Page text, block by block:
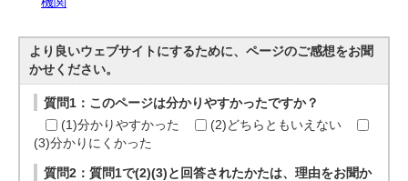
より良いウェブサイトにするために、ページのご感想をお聞
かせください。
質問1：このページは分かりやすかったですか？
(1)分かりやすかった
(2)どちらともいえない
(3)分かりにくかった
質問2：質問1で(2)(3)と回答されたかたは、理由をお聞か